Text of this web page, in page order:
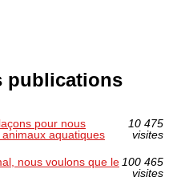
publications
pour nous
aquatiques
10 475
visites
nous voulons que le100 465
visites